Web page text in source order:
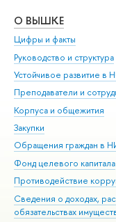
О ВЫШКЕ
Цифры и факты
Руководство и структура
Устойчивое развитие
Преподаватели и
Корпуса и общежития
Закупки
Обращения граждан в
Фонд целевого капитала
Противодействие
Сведения о доходах,
обязательствах